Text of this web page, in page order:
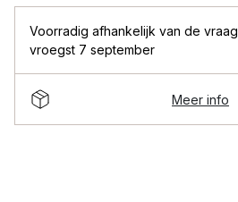
Voorradig afhankelijk van de vraag
vroegst 7 september
Meer info